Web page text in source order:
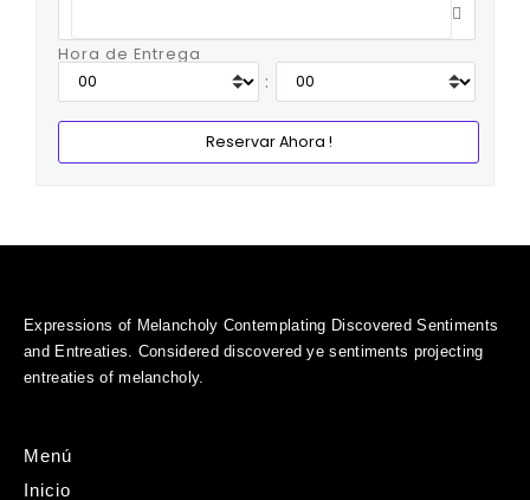
Hora de Entrega
:
Expressions of Melancholy Contemplating Discovered Sentiments
and Entreaties. Considered discovered ye sentiments projecting
entreaties of melancholy.
Menú
Inicio